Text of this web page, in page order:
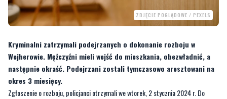
ZDJĘCIE POGLĄDOWE / PEXELS
Kryminalni zatrzymali podejrzanych o dokonanie rozboju w
Wejherowie. Mężczyźni mieli wejść do mieszkania, obezwładnić, a
następnie okraść. Podejrzani zostali tymczasowo aresztowani na
okres 3 miesięcy.
Zgłoszenie o rozboju, policjanci otrzymali we wtorek, 2 stycznia 2024 r. Do